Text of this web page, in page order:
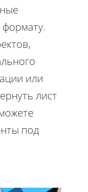
формату.
или
лист
под